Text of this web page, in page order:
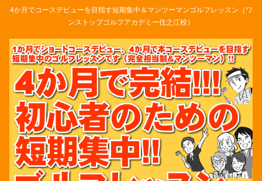
4か月でコースデビューを目指す短期集中＆マンツーマンゴルフレッスン（ワ
ンストップゴルフアカデミー住之江校）